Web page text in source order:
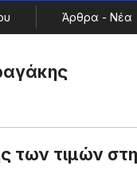
Άρθρα - Νέα
των τιμών